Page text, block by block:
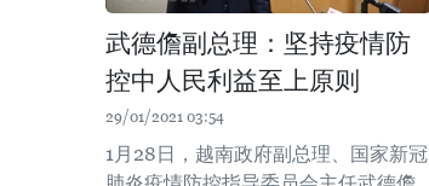
武德儋副总理：坚持疫情防
控中人民利益至上原则
29/01/2021 03:54
1月28日，越南政府副总理、国家新冠